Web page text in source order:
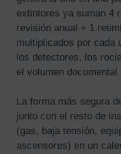
extintores ya suman 4
revisión anual + 1
multiplicados por cada
los detectores, los
el volumen
La forma más segura
junto con el resto de
(gas, baja tensión,
ascensores) en un